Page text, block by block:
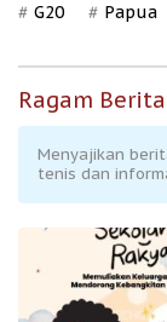
G20 Papua
Ragam Berita
Menyajikan
tenis dan